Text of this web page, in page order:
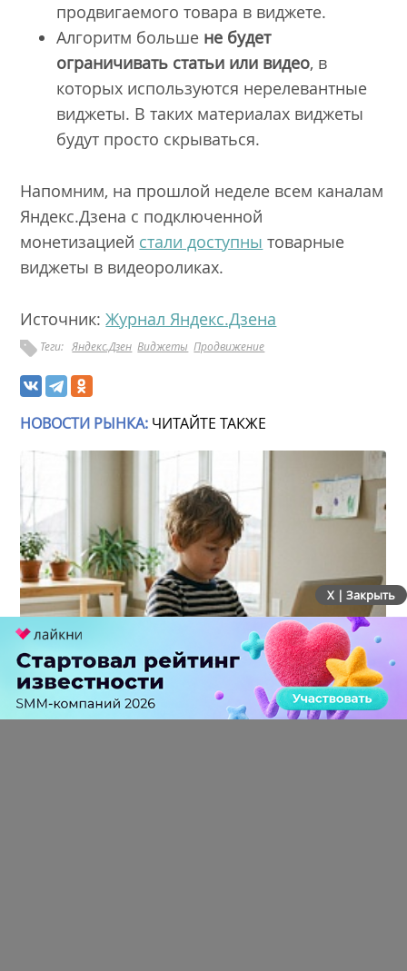
продвигаемого товара в виджете.
Алгоритм больше не будет
ограничивать статьи или видео, в
которых используются нерелевантные
виджеты. В таких материалах виджеты
будут просто скрываться.
Напомним, на прошлой неделе всем каналам
Яндекс.Дзена с подключенной
монетизацией стали доступны товарные
виджеты в видеороликах.
Источник:Журнал Яндекс.Дзена
Теги: Яндекс.Дзен Виджеты Продвижение
НОВОСТИ РЫНКА: ЧИТАЙТЕ ТАКЖЕ
Минцифры не будет ограничивать доступ детей к
соцсетям
X | Закрыть